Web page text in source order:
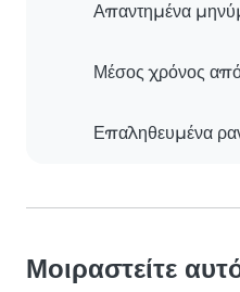
Απαντημένα
Μέσος χρόνος
Επαληθευμένα
Μοιραστείτε